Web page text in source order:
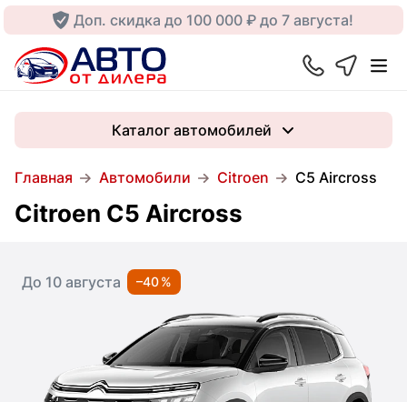
Доп. скидка до 100 000 ₽ до 7 августа!
Главная Автомобили Citroen C5 Aircross
Каталог автомобилей
Citroen C5 Aircross
До 10 августа –40 %